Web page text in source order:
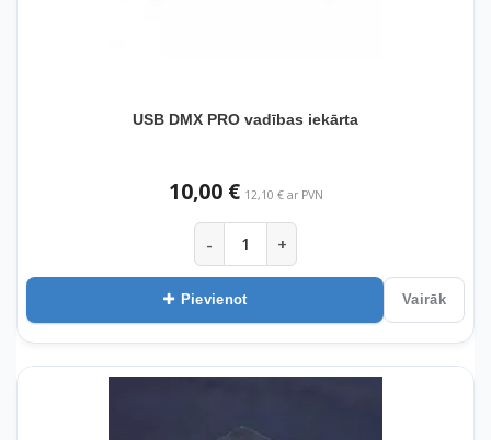
USB DMX PRO vadības iekārta
10,00 € 12,10 € ar PVN
- +
Pievienot Vairāk